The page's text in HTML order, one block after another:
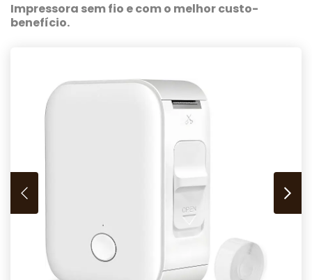
Impressora sem fio e com o melhor custo-
benefício.